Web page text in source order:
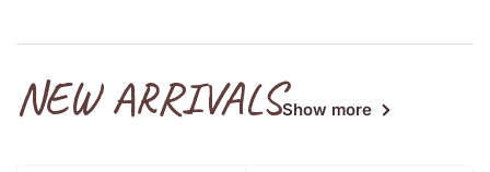
NEW ARRIVALSShow more